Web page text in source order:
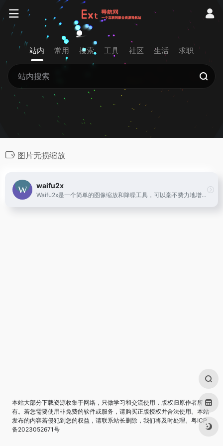
站内 常用 搜索 工具 社区 生活 求职
图片无损缩放
waifu2x
Waifu2x是一个简单的图像缩放和降噪工具，可以毫不费力地增加图像的大小。开发人员使Waifu2x具有可靠的Waifu2x图像缩放器· HUGEIFY!! · 图像大小翻倍！·没有像素化，没有模糊·专门用于动漫和漫画风格。
本站大部分下载资源收集于网络，只做学习和交流使用，版权归原作者所
有。若您需要使用非免费的软件或服务，请购买正版授权并合法使用。本站
发布的内容若侵犯到您的权益，请联系站长删除，我们将及时处理。 粤ICP
备2023052671号